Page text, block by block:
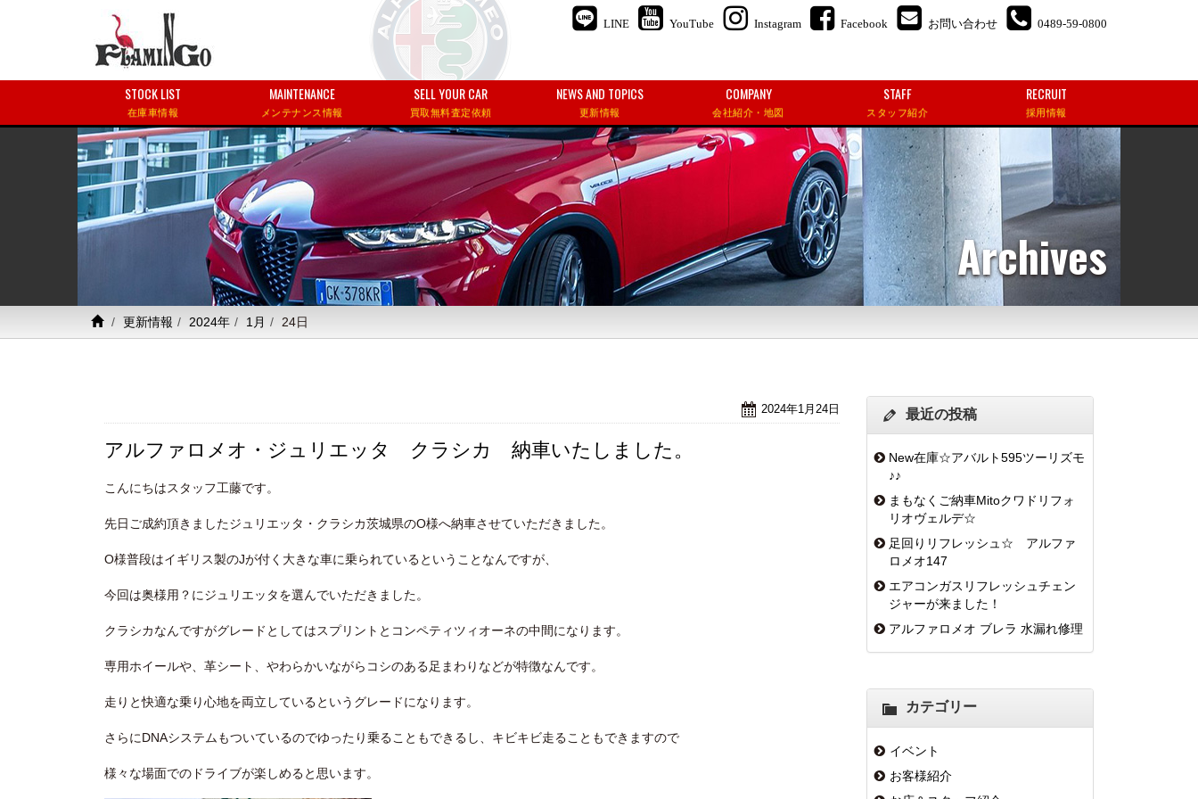
LINE YouTube Instagram Facebook お問い合わせ 0489-59-0800
STOCK LIST
在庫車情報
MAINTENANCE
メンテナンス情報
SELL YOUR CAR
買取無料査定依頼
NEWS AND TOPICS
更新情報
COMPANY
会社紹介・地図
STAFF
スタッフ紹介
RECRUIT
採用情報
Archives
更新情報 2024年 1月 24日
2024年1月24日
アルファロメオ・ジュリエッタ クラシカ 納車いたしました。
こんにちはスタッフ工藤です。
先日ご成約頂きましたジュリエッタ・クラシカ茨城県のO様へ納車させていただきました。
O様普段はイギリス製のJが付く大きな車に乗られているということなんですが、
今回は奥様用？にジュリエッタを選んでいただきました。
クラシカなんですがグレードとしてはスプリントとコンペティツィオーネの中間になります。
専用ホイールや、革シート、やわらかいながらコシのある足まわりなどが特徴なんです。
走りと快適な乗り心地を両立しているというグレードになります。
さらにDNAシステムもついているのでゆったり乗ることもできるし、キビキビ走ることもできますので
様々な場面でのドライブが楽しめると思います。
最近の投稿
New在庫☆アバルト595ツーリズモ
♪♪
まもなくご納車Mitoクワドリフォ
リオヴェルデ☆
足回りリフレッシュ☆ アルファ
ロメオ147
エアコンガスリフレッシュチェン
ジャーが来ました！
アルファロメオ ブレラ 水漏れ修理
カテゴリー
イベント
お客様紹介